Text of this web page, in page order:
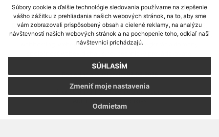
Súbory cookie a ďalšie technológie sledovania používame na zlepšenie
vášho zážitku z prehliadania našich webových stránok, na to, aby sme
vám zobrazovali prispôsobený obsah a cielené reklamy, na analýzu
návštevnosti našich webových stránok a na pochopenie toho, odkiaľ naši
návštevníci prichádzajú.
SÚHLASÍM
Odmietam
Zmeniť moje nastavenia
využite možnosť získavania aktuálnych informácií s využitím RSS
CMS systém (redakčný) systém ECHELON 2,Mapa stránok,web portál
webex.digital, s.r.o.,domény,registrácia domény
Posledná aktualizácia:03.08.2026
Vytlačiť stránku|Vyhlásenie o prístupnosti